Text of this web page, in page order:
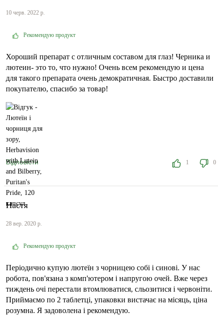
10 черв. 2022 р.
Рекомендую продукт
Хороший препарат с отличным составом для глаз! Черника и
лютеин- это то, что нужно! Очень всем рекомендую и цена
для такого препарата очень демократичная. Быстро доставили
покупателю, спасибо за товар!
Відповісти 1 0
Настя
28 вер. 2020 р.
Рекомендую продукт
Періодично купую лютеїн з чорницею собі і синові. У нас
робота, пов'язана з комп'ютером і напругою очей. Вже через
тиждень очі перестали втомлюватися, сльозитися і червоніти.
Приймаємо по 2 таблетці, упаковки вистачає на місяць, ціна
розумна. Я задоволена і рекомендую.